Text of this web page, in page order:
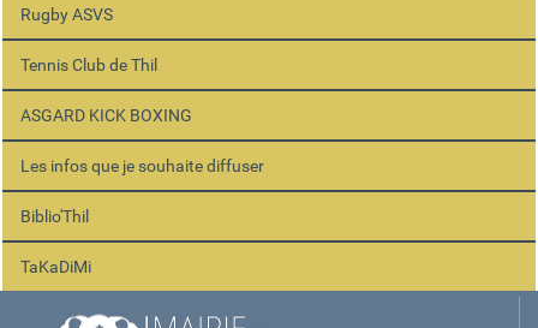
Rugby ASVS
Tennis Club de Thil
ASGARD KICK BOXING
Les infos que je souhaite diffuser
Biblio'Thil
TaKaDiMi